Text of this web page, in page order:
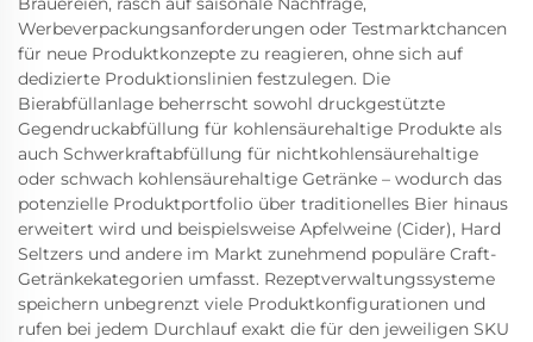
Werbeverpackungsanforderungen oder Testmarktchancen
für neue Produktkonzepte zu reagieren, ohne sich auf
dedizierte Produktionslinien festzulegen. Die
Bierabfüllanlage beherrscht sowohl druckgestützte
Gegendruckabfüllung für kohlensäurehaltige Produkte als
auch Schwerkraftabfüllung für nichtkohlensäurehaltige
oder schwach kohlensäurehaltige Getränke – wodurch das
potenzielle Produktportfolio über traditionelles Bier hinaus
erweitert wird und beispielsweise Apfelweine (Cider), Hard
Seltzers und andere im Markt zunehmend populäre Craft-
Getränkekategorien umfasst. Rezeptverwaltungssysteme
speichern unbegrenzt viele Produktkonfigurationen und
rufen bei jedem Durchlauf exakt die für den jeweiligen SKU